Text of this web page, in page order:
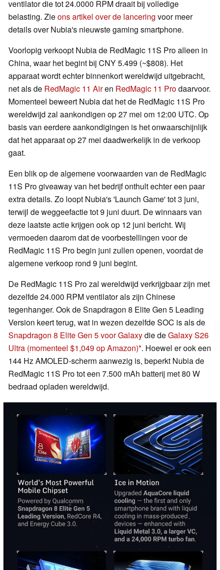
ventilator die tot 24.0000 RPM draait bij volledige
belasting. Zieons artikel over de lancering voor meer
details over Nubia's nieuwste gaming smartphone.
Voorlopig verkoopt Nubia de RedMagic 11S Pro alleen in
China, waar het begint bij CNY 5.499 (~$808). Het
apparaat wordt echter binnenkort wereldwijd uitgebracht,
net als de RedMagic 11 Airen RedMagic 11 Prodaarvoor.
Momenteel beweert Nubia dat het de RedMagic 11S Pro
wereldwijd zal aankondigen op 27 mei om 12:00 UTC. Op
basis van eerdere aankondigingen is het onwaarschijnlijk
dat het apparaat op 27 mei daadwerkelijk in de verkoop
gaat.
Een blik op de algemene voorwaarden van de RedMagic
11S Pro giveaway van het bedrijf onthult echter een paar
extra details. Zo loopt Nubia's 'Launch Game' tot 3 juni,
terwijl de weggeefactie tot 9 juni duurt. De winnaars van
deze laatste actie krijgen ook op 12 juni bericht. Wij
vermoeden daarom dat de voorbestellingen voor de
RedMagic 11S Pro begin juni zullen openen, voordat de
algemene verkoop rond 9 juni begint.
De RedMagic 11S Pro zal wereldwijd verkrijgbaar zijn met
dezelfde 24.000 RPM ventilator als zijn Chinese
tegenhanger. Ook de Snapdragon 8 Elite Gen 5 Leading
Version keert terug, wat in wezen dezelfde SOC is als de
Snapdragon 8 Elite Gen 5 voor Galaxydie deGalaxy S26
Ultra (momenteel $1,049 op Amazon) . Hoewel er ook een
144 Hz AMOLED-scherm aanwezig is, beperkt Nubia de
RedMagic 11S Pro tot een 7.500 mAh batterij met 80 W
bedraad opladen wereldwijd.